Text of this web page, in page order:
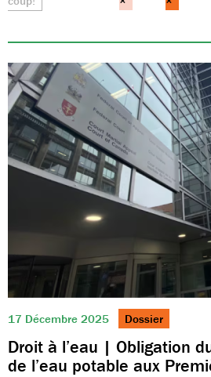
17 Décembre 2025 Dossier
Droit à l’eau | Obligation
de l’eau potable aux